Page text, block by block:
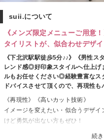
suii.について
《メンズ限定メニューご用意
タイリストが、似合わせデザ
《下北沢駅駅徒歩5分♪♪》《男性
レンド感◎好印象スタイルへ仕上げ
ルもお任せください◎経験豊富なス
ドバイスさせて頂くので、再現性
続
《再現性》《高いカット技術》
イメージを変えたい・似合うデザ
けど勇気が出ない方もぜひ！